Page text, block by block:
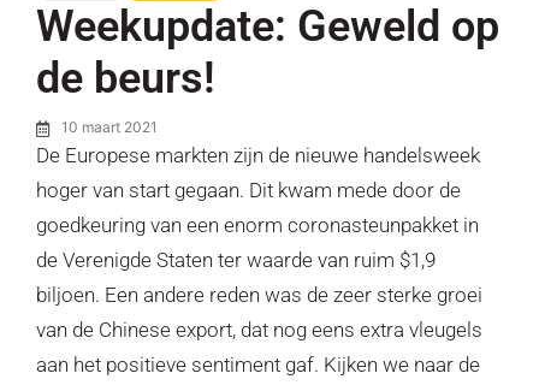
Weekupdate: Geweld op
de beurs!
10 maart 2021
De Europese markten zijn de nieuwe handelsweek
hoger van start gegaan. Dit kwam mede door de
goedkeuring van een enorm coronasteunpakket in
de Verenigde Staten ter waarde van ruim $1,9
biljoen. Een andere reden was de zeer sterke groei
van de Chinese export, dat nog eens extra vleugels
aan het positieve sentiment gaf. Kijken we naar de